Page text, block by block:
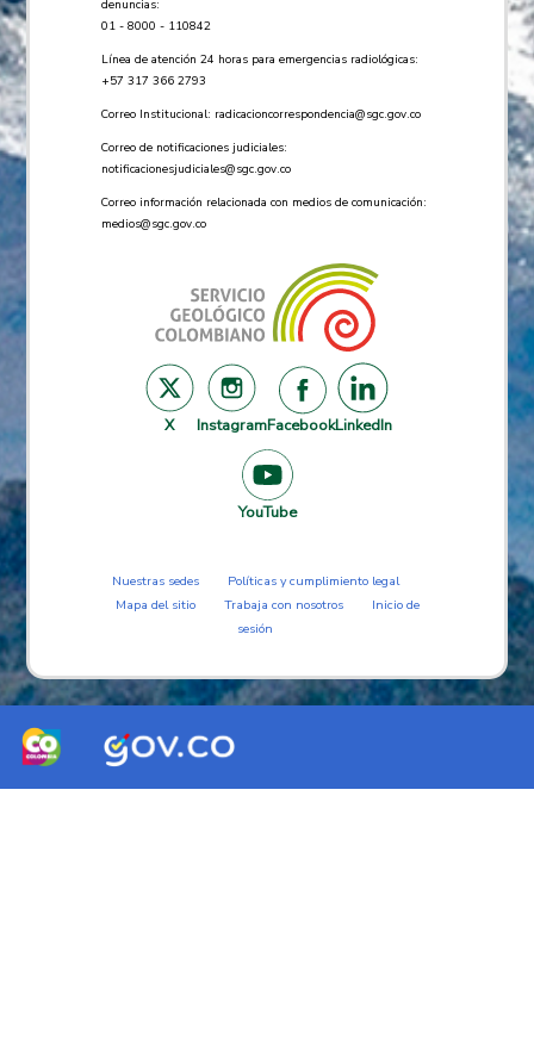
denuncias:
01 - 8000 - 110842
Línea de atención 24 horas para emergencias radiológicas:
+57 ​317 366 2793
Correo Institucional: radicacioncorrespondencia@sgc.gov.co
Correo de notificaciones judiciales:
notificacionesjudiciales@sgc.gov.co
Correo información relacionada con medios de comunicación:
medios@sgc.gov.co
X InstagramFacebookLinkedIn
YouTube
Nuestras sedes
Políticas y cumplimiento legal
Mapa del sitio
Trabaja con nosotros
Inicio de
sesión